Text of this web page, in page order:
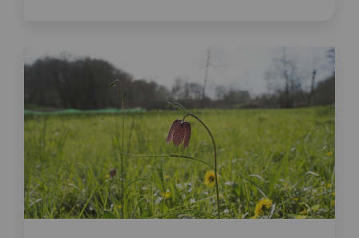
Nos activités
Nos activités
Transport de gaz
Transport de gaz
Savoir-faire